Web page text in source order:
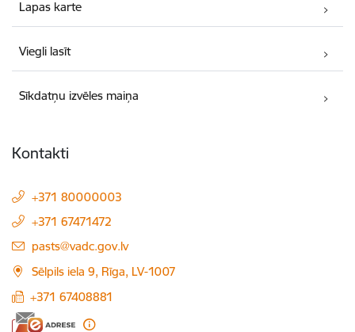
Lapas karte
Viegli lasīt
Sīkdatņu izvēles maiņa
Kontakti
+371 80000003
+371 67471472
E-pasts:
pasts@vadc.gov.lv
Sēlpils iela 9, Rīga, LV-1007
+371 67408881